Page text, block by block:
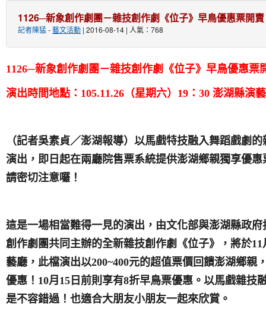
1126─新象創作劇團－雜技創作劇《位子》早鳥優惠票開賣
記者陳猛-藝文活動 | 2016-08-14 | 人氣：768
1126─新象創作劇 團－雜技創作劇《位子》早鳥優惠票
演出時間地點： 105.11.26 （星期六） 19 ： 30 澎湖縣演
（記者吳素貞／澎湖報導）以馬戲特技融入舞蹈戲劇
演出，即日起在兩廳院售票系統提供澎湖鄉親獨享優
請密切注意囉！
這是一場相當難得一見的演出，由文化部與澎湖縣政
創作劇團共同主辦的全新雜技創作劇《位子》，將於11
藝廳，此檔演出以200~400元的超值票價回饋澎湖鄉親
優惠！ 10月 15 日前則享有8折早鳥票優惠。以馬戲雜技
是不容錯過！也適合大朋友小朋友一起來欣賞。